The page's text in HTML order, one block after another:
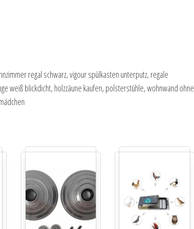
regal schwarz, vigour spülkasten unterputz, regale
weiß blickdicht, holzzäune kaufen, polsterstühle, wohnwand ohne